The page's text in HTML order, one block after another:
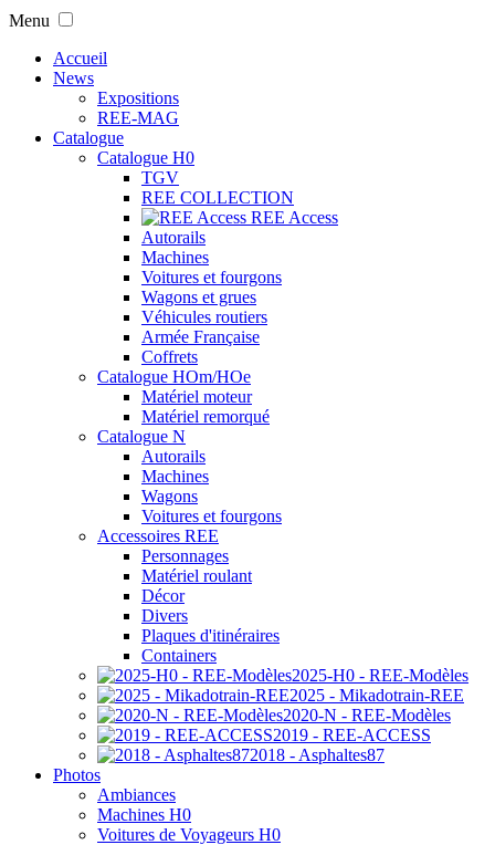
Menu
Accueil
News
Expositions
REE-MAG
Catalogue
Catalogue H0
TGV
REE COLLECTION
REE Access
Autorails
Machines
Voitures et fourgons
Wagons et grues
Véhicules routiers
Armée Française
Coffrets
Catalogue HOm/HOe
Matériel moteur
Matériel remorqué
Catalogue N
Autorails
Machines
Wagons
Voitures et fourgons
Accessoires REE
Personnages
Matériel roulant
Décor
Divers
Plaques d'itinéraires
Containers
2025-H0 - REE-Modèles
2025 - Mikadotrain-REE
2020-N - REE-Modèles
2019 - REE-ACCESS
2018 - Asphaltes87
Photos
Ambiances
Machines H0
Voitures de Voyageurs H0